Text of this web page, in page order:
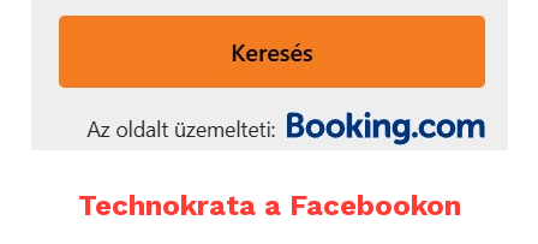
Technokrata a Facebookon